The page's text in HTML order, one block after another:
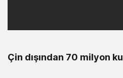
Çin dışından 70 milyon